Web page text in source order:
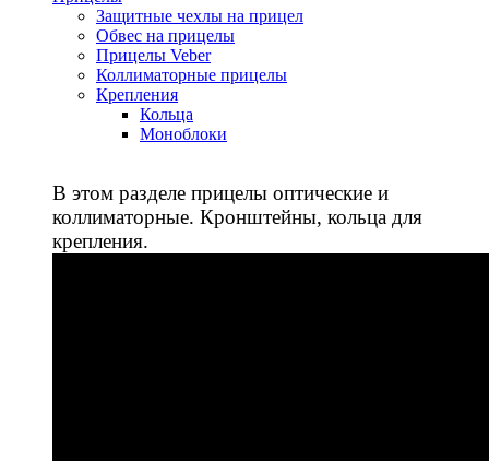
Защитные чехлы на прицел
Обвес на прицелы
Прицелы Veber
Коллиматорные прицелы
Крепления
Кольца
Моноблоки
В этом разделе прицелы оптические и
коллиматорные. Кронштейны, кольца для
крепления.